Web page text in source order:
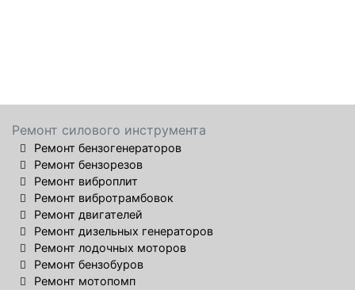
Ремонт силового инструмента
Ремонт бензогенераторов
Ремонт бензорезов
Ремонт виброплит
Ремонт вибротрамбовок
Ремонт двигателей
Ремонт дизельных генераторов
Ремонт лодочных моторов
Ремонт бензобуров
Ремонт мотопомп